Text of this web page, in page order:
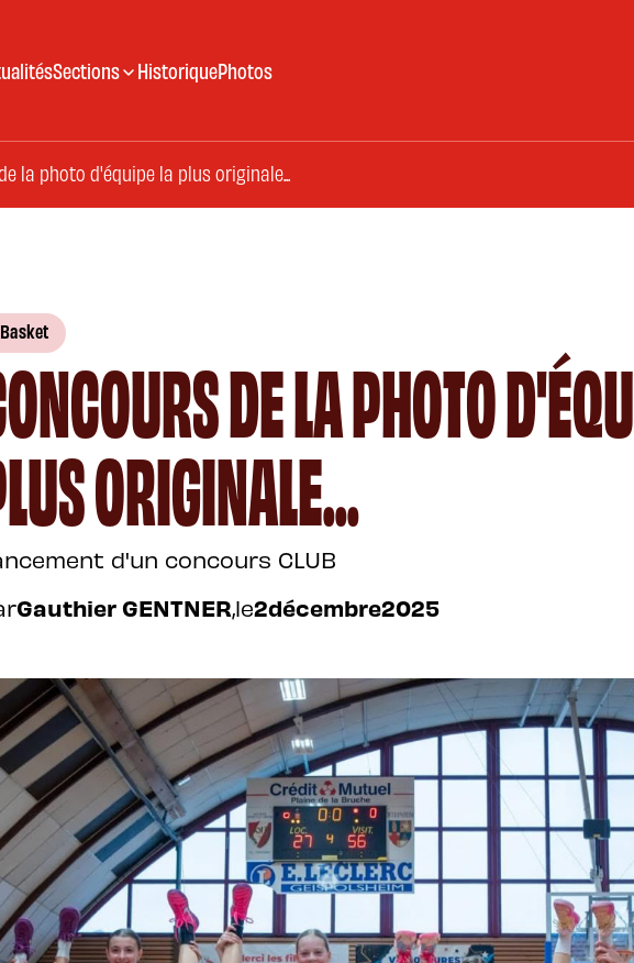
Sections HistoriquePhotos
la photo d'équipe la plus originale...
Basket
DE LA PHOTO
ORIGINALE...
d'un concours CLUB
Gauthier GENTNER,le2décembre2025